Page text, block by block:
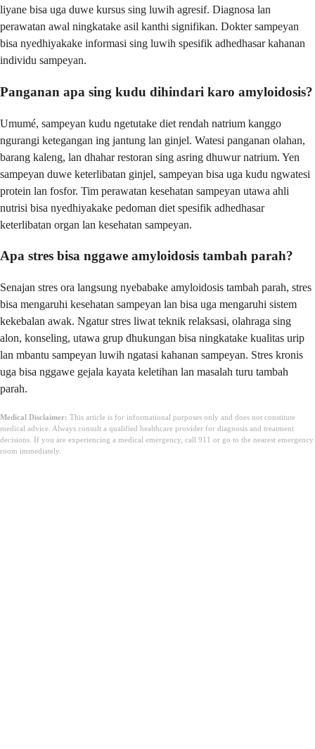
liyane bisa uga duwe kursus sing luwih agresif. Diagnosa lan
perawatan awal ningkatake asil kanthi signifikan. Dokter sampeyan
bisa nyedhiyakake informasi sing luwih spesifik adhedhasar kahanan
individu sampeyan.
Panganan apa sing kudu dihindari karo amyloidosis?
Umumé, sampeyan kudu ngetutake diet rendah natrium kanggo
ngurangi ketegangan ing jantung lan ginjel. Watesi panganan olahan,
barang kaleng, lan dhahar restoran sing asring dhuwur natrium. Yen
sampeyan duwe keterlibatan ginjel, sampeyan bisa uga kudu ngwatesi
protein lan fosfor. Tim perawatan kesehatan sampeyan utawa ahli
nutrisi bisa nyedhiyakake pedoman diet spesifik adhedhasar
keterlibatan organ lan kesehatan sampeyan.
Apa stres bisa nggawe amyloidosis tambah parah?
Senajan stres ora langsung nyebabake amyloidosis tambah parah, stres
bisa mengaruhi kesehatan sampeyan lan bisa uga mengaruhi sistem
kekebalan awak. Ngatur stres liwat teknik relaksasi, olahraga sing
alon, konseling, utawa grup dhukungan bisa ningkatake kualitas urip
lan mbantu sampeyan luwih ngatasi kahanan sampeyan. Stres kronis
uga bisa nggawe gejala kayata keletihan lan masalah turu tambah
parah.
Medical Disclaimer: This article is for informational purposes only and does not constitute
medical advice. Always consult a qualified healthcare provider for diagnosis and treatment
decisions. If you are experiencing a medical emergency, call 911 or go to the nearest emergency
room immediately.